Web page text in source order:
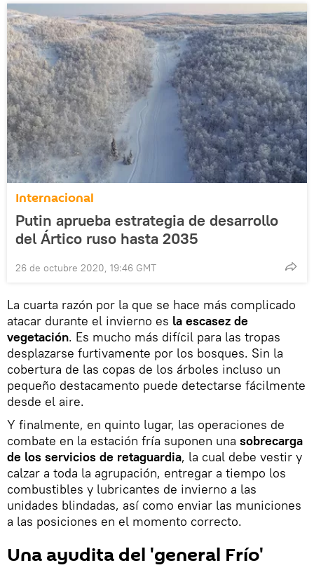
Internacional
Putin aprueba estrategia de desarrollo
del Ártico ruso hasta 2035
26 de octubre 2020, 19:46 GMT
La cuarta razón por la que se hace más complicado
atacar durante el invierno es la escasez de
vegetación. Es mucho más difícil para las tropas
desplazarse furtivamente por los bosques. Sin la
cobertura de las copas de los árboles incluso un
pequeño destacamento puede detectarse fácilmente
desde el aire.
Y finalmente, en quinto lugar, las operaciones de
combate en la estación fría suponen una sobrecarga
de los servicios de retaguardia, la cual debe vestir y
calzar a toda la agrupación, entregar a tiempo los
combustibles y lubricantes de invierno a las
unidades blindadas, así como enviar las municiones
a las posiciones en el momento correcto.
Una ayudita del 'general Frío'